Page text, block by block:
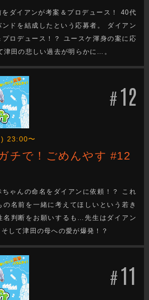
ダイアンが考案＆プロデュース！ 40代
ドを結成したという応募者。 ダイアン
ロデュース！？ ユースケ渾身の案に応
津田の悲しい過去が明らかに…。
#12
23:00〜
チで！ごめんやす #12
ちゃんの命名をダイアンに依頼！？ これ
の名前を一緒に考えてほしいという若き
名判断をお願いするも…先生はダイアン
して津田の母への愛が爆発！？
#11